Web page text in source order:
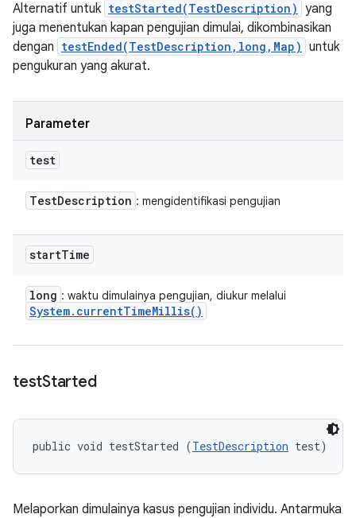
Alternatif untuk testStarted(TestDescription) yang
juga menentukan kapan pengujian dimulai, dikombinasikan
dengan testEnded(TestDescription,long,Map) untuk
pengukuran yang akurat.
Parameter
test
TestDescription : mengidentifikasi pengujian
startTime
long : waktu dimulainya pengujian, diukur melalui
System. currentTimeMillis( )
testStarted
public void testStarted (TestDescription test)
Melaporkan dimulainya kasus pengujian individu. Antarmuka